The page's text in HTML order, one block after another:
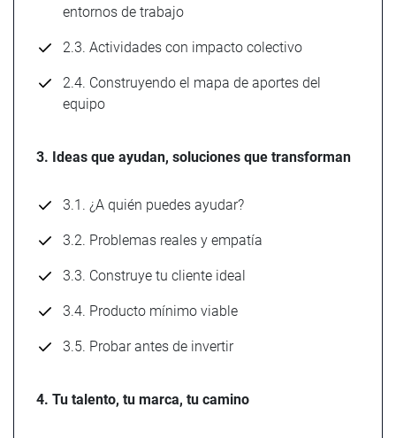
entornos de trabajo
2.3. Actividades con impacto colectivo
2.4. Construyendo el mapa de aportes del
equipo
3. Ideas que ayudan, soluciones que transforman
3.1. ¿A quién puedes ayudar?
3.2. Problemas reales y empatía
3.3. Construye tu cliente ideal
3.4. Producto mínimo viable
3.5. Probar antes de invertir
4. Tu talento, tu marca, tu camino